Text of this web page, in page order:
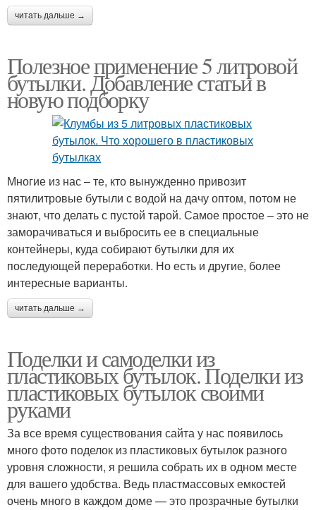
читать дальше →
Полезное применение 5 литровой
бутылки. Добавление статьи в
новую подборку
Многие из нас – те, кто вынужденно привозит
пятилитровые бутыли с водой на дачу оптом, потом не
знают, что делать с пустой тарой. Самое простое – это не
заморачиваться и выбросить ее в специальные
контейнеры, куда собирают бутылки для их
последующей переработки. Но есть и другие, более
интересные варианты.
читать дальше →
Поделки и самоделки из
пластиковых бутылок. Поделки из
пластиковых бутылок своими
руками
За все время существования сайта у нас появилось
много фото поделок из пластиковых бутылок разного
уровня сложности, я решила собрать их в одном месте
для вашего удобства. Ведь пластмассовых емкостей
очень много в каждом доме — это прозрачные бутылки